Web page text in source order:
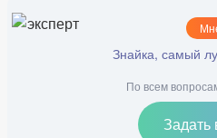
Знайка, самый
По всем
Задать